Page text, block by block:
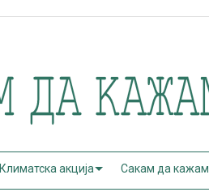
Климатска акција Сакам да кажам